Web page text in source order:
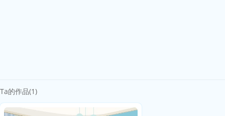
Ta的作品(1)